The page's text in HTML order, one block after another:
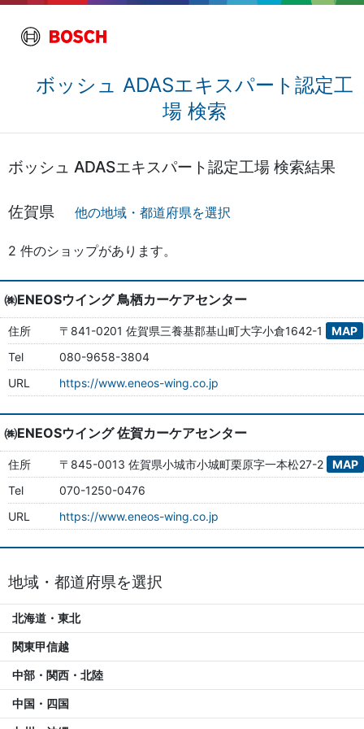
ボッシュ ADASエキスパート認定工
場 検索
ボッシュ ADASエキスパート認定工場 検索結果
佐賀県 他の地域・都道府県を選択
2 件のショップがあります。
㈱ENEOSウイング 鳥栖カーケアセンター
住所 〒841-0201 佐賀県三養基郡基山町大字小倉1642-1
MAP
Tel
080-9658-3804
URL
https://www.eneos-wing.co.jp
㈱ENEOSウイング 佐賀カーケアセンター
住所 〒845-0013 佐賀県小城市小城町栗原字一本松27-2
MAP
Tel
070-1250-0476
URL
https://www.eneos-wing.co.jp
地域・都道府県を選択
北海道・東北
関東甲信越
中部・関西・北陸
中国・四国